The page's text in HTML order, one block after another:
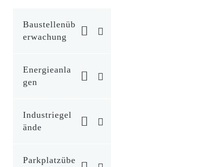
Baustellenüb
erwachung
Energieanla
gen
Industriegel
ände
Parkplatzübe